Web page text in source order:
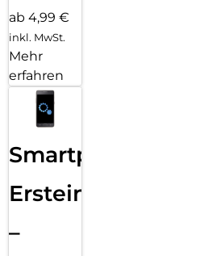
ab 4,99 €
inkl. MwSt.
Mehr
erfahren
Smartphone
Ersteinrichtung
–